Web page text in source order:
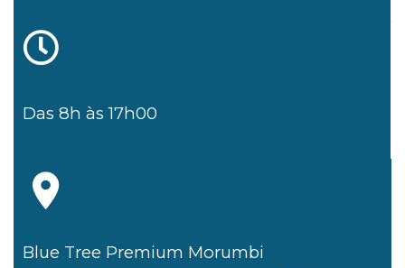
Das 8h às 17h00
Blue Tree Premium Morumbi